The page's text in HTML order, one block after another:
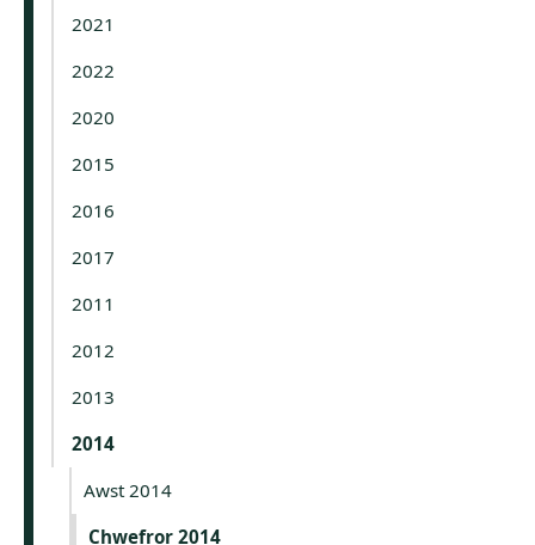
2021
2022
2020
2015
2016
2017
2011
2012
2013
2014
Awst 2014
Chwefror 2014